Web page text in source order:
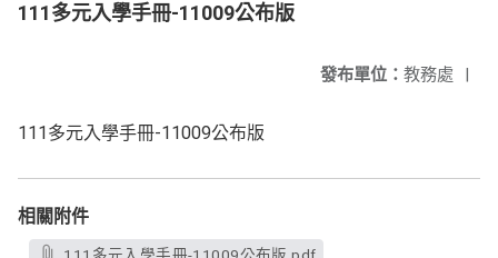
111多元入學手冊-11009公布版
發布單位： 教務處 |
111多元入學手冊-11009公布版
相關附件